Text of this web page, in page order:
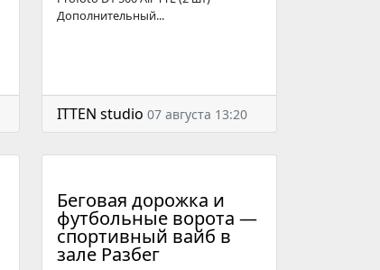
Дополнительный...
ITTEN studio 07 августа 13:20
Беговая дорожка и
футбольные ворота —
спортивный вайб в
зале Разбег